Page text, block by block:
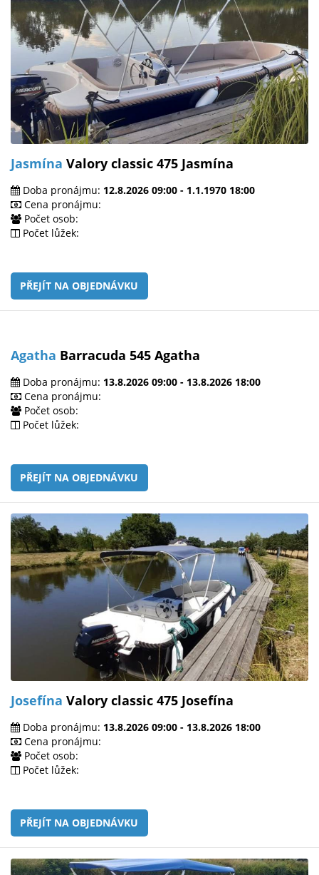
Jasmína Valory classic 475 Jasmína
Doba pronájmu: 12.8.2026 09:00 - 1.1.1970 18:00
Cena pronájmu:
Počet osob:
Počet lůžek:
PŘEJÍT NA OBJEDNÁVKU
Agatha Barracuda 545 Agatha
Doba pronájmu: 13.8.2026 09:00 - 13.8.2026 18:00
Cena pronájmu:
Počet osob:
Počet lůžek:
PŘEJÍT NA OBJEDNÁVKU
Josefína Valory classic 475 Josefína
Doba pronájmu: 13.8.2026 09:00 - 13.8.2026 18:00
Cena pronájmu:
Počet osob:
Počet lůžek:
PŘEJÍT NA OBJEDNÁVKU